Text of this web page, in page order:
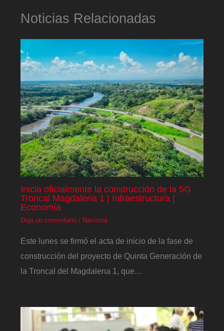
Noticias Relacionadas
Inicia oficialmente la construcción de la 5G
Troncal Magdalena 1 | Infraestructura |
Economía
Deja un comentario / Nacional
Este lunes se firmó el acta de inicio de la fase de
construcción del proyecto de Quinta Generación de
la Troncal del Magdalena 1, que…